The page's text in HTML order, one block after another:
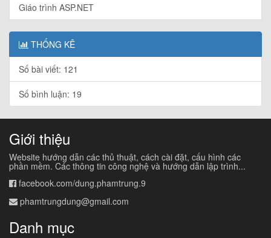
Giáo trình ASP.NET
THỐNG KÊ
Số bài viết: 121
Số bình luận: 19
Giới thiệu
Website hướng dẫn các thủ thuật, cách cài đặt, cấu hình các
phần mềm. Các thông tin công nghệ và hướng dẫn lập trình...
facebook.com/dung.phamtrung.9
phamtrungdung@gmail.com
Danh mục